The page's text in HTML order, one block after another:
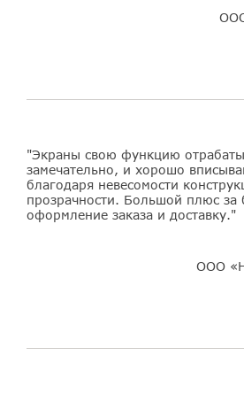
"Экраны свою функцию
замечательно, и хорошо
благодаря невесомости
прозрачности. Большой плюс за
оформление заказа и доставку."
ООО